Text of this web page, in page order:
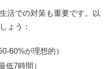
活での対策も重要です。以
ょう：
60%が理想的）
低7時間）